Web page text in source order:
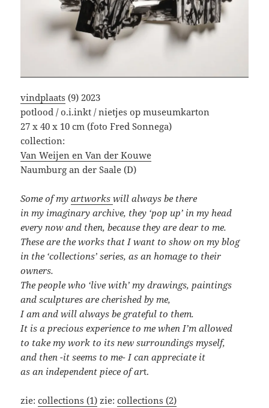
vindplaats (9) 2023
potlood / o.i.inkt / nietjes op museumkarton
27 x 40 x 10 cm (foto Fred Sonnega)
collection:
Van Weijen en Van der Kouwe
Naumburg an der Saale (D)
Some of myartworkswill always be there
in my imaginary archive, they ‘pop up’ in my head
every now and then, because they are dear to me.
These are the works that I want to show on my blog
in the ‘collections’ series, as an homage to their
owners.
The people who ‘live with’ my drawings, paintings
and sculptures are cherished by me,
I am and will always be grateful to them.
It is a precious experience to me when I’m allowed
to take my work to its new surroundings myself,
and then -it seems to me- I can appreciate it
as an independent piece of art.
zie:collections (1) zie:collections (2)